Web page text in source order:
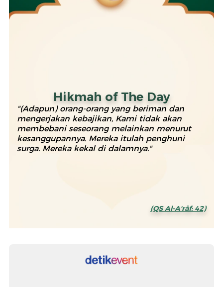
Hikmah of The Day
"(Adapun) orang-orang yang beriman dan
mengerjakan kebajikan, Kami tidak akan
membebani seseorang melainkan menurut
kesanggupannya. Mereka itulah penghuni
surga. Mereka kekal di dalamnya."
(QS Al-A'rāf: 42)